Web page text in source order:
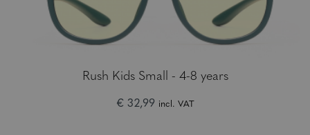
Rush Kids Small - 4-8 years
€ 32,99 incl. VAT